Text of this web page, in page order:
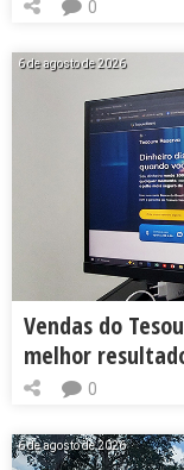
0
6 de agosto de 2026
Vendas do
melhor
0
6 de agosto de 2026